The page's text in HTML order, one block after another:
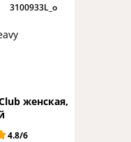
3100933L_o
женская,
4.8/6